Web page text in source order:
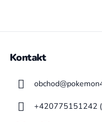
Kontakt
obchod@
+420775151242